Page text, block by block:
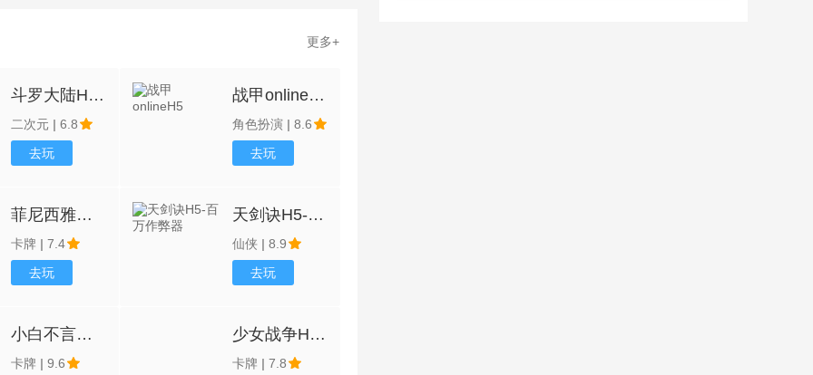
更多+
斗罗大陆H5-1
二次元 | 6.8
去玩
战甲onlineH5
角色扮演 | 8.6
去玩
菲尼西雅战记H5
卡牌 | 7.4
去玩
天剑诀H5-百万作弊器
仙侠 | 8.9
去玩
小白不言弃H5-版本GM全免
卡牌 | 9.6
少女战争H5-1
卡牌 | 7.8